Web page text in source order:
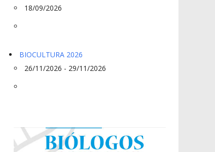
18/09/2026
BIOCULTURA 2026
26/11/2026 - 29/11/2026